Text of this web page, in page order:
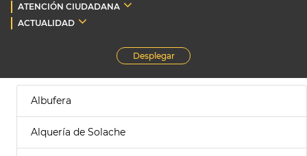
ATENCIÓN CIUDADANA
ACTUALIDAD
Desplegar
Albufera
Alquería de Solache